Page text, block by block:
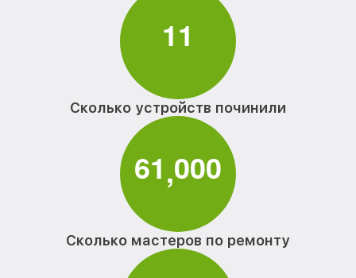
11
Сколько устройств починили
61,000
Сколько мастеров по ремонту